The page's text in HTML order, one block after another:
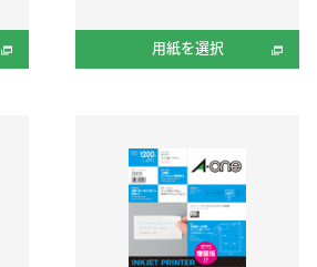
用紙を選択